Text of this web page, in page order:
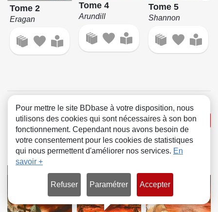
Tome 2
Eragan
Tome 4
Arundill
Tome 5
Shannon
Les Chroniques de
Magon
Voir la série
Scénario
Pour mettre le site BDbase à votre disposition, nous
utilisons des cookies qui sont nécessaires à son bon
fonctionnement. Cependant nous avons besoin de
votre consentement pour les cookies de statistiques
qui nous permettent d'améliorer nos services. En
savoir +
Refuser Paramétrer Accepter